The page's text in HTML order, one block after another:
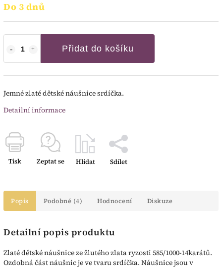
Do 3 dnů
Přidat do košíku
Jemné zlaté dětské náušnice srdíčka.
Detailní informace
Tisk Zeptat se Hlídat Sdílet
Popis Podobné (4) Hodnocení Diskuze
Detailní popis produktu
Zlaté dětské náušnice ze žlutého zlata ryzosti 585/1000-14karátů.
Ozdobná část náušnic je ve tvaru srdíčka. Náušnice jsou v